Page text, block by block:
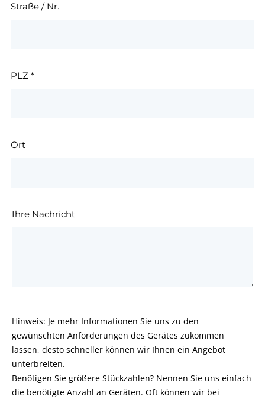
Straße / Nr.
PLZ *
Ort
Ihre Nachricht
Hinweis: Je mehr Informationen Sie uns zu den
gewünschten Anforderungen des Gerätes zukommen
lassen, desto schneller können wir Ihnen ein Angebot
unterbreiten.
Benötigen Sie größere Stückzahlen? Nennen Sie uns einfach
die benötigte Anzahl an Geräten. Oft können wir bei